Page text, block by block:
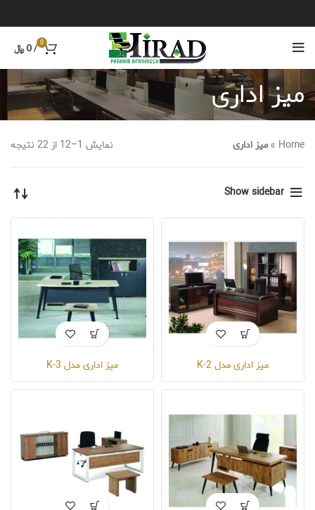
0
/
0 ﷼
میز اداری
Home
»میز اداری نمایش 1–12 از 22 نتیجه
Show sidebar
میز اداری مدل K-2 میز اداری مدل K-3